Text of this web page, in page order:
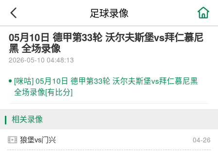

足球录像
05月10日 德甲第33轮 沃尔夫斯堡vs拜仁慕尼
黑 全场录像
2026-05-10 04:48:13
[咪咕] 05月10日 德甲第33轮 沃尔夫斯堡vs拜仁慕尼黑
全场录像[有比分]
相关录像
狼堡vs门兴 04-26